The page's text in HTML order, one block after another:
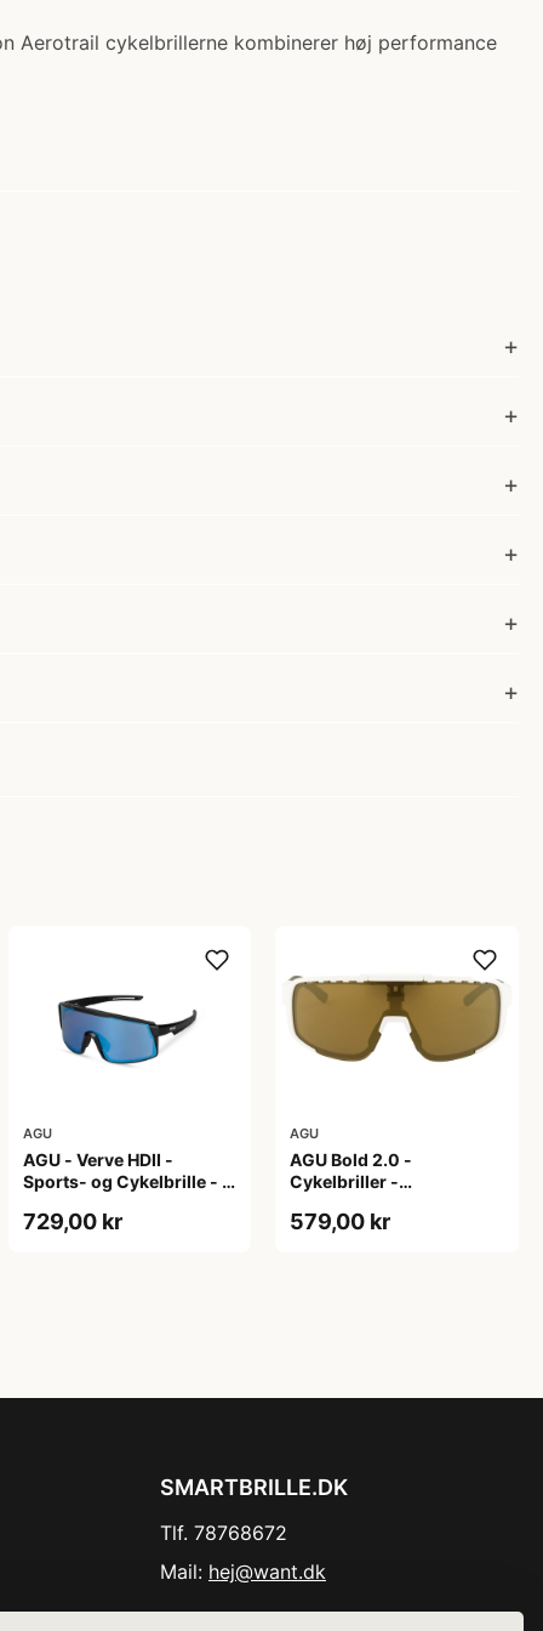
Aerotrail cykelbrillerne kombinerer høj performance
AGU
AGU - Verve HDII -
Sports- og Cykelbrille - 3
729,00 kr
AGU
AGU Bold 2.0 -
Cykelbriller -
579,00 kr
SMARTBRILLE.DK
Tlf. 78768672
Mail: hej@want.dk